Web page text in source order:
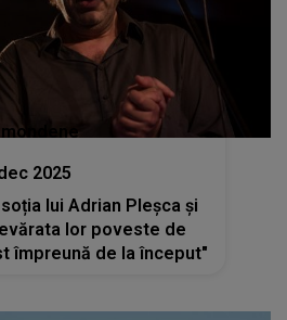
mondene
2025
lui Adrian Pleșca și
lor poveste de
împreună de la început"